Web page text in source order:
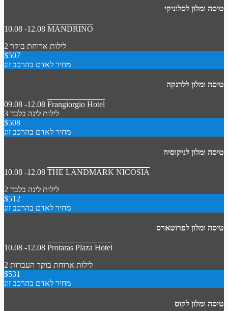
טיסה ומלון לסלוניקי
10.08 -12.08 MANDRINO
2 לילות ארוחת בוקר
$507
מחיר לאדם בהרכב זוג
טיסה ומלון ללרנקה
09.08 -12.08 Frangiorgio Hotel
3 לילות לינה בלבד
$508
מחיר לאדם בהרכב זוג
טיסה ומלון לניקוסיה
10.08 -12.08 THE LANDMARK NICOSIA
2 לילות לינה בלבד
$512
מחיר לאדם בהרכב זוג
טיסה ומלון לפרוטארס
10.08 -12.08 Protaras Plaza Hotel
2 לילות ארוחת בוקר העברות
$531
מחיר לאדם בהרכב זוג
טיסה ומלון לקוס